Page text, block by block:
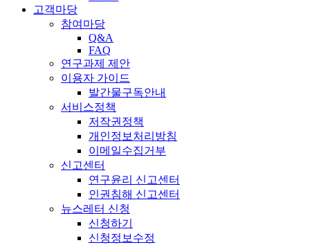
고객마당
참여마당
Q&A
FAQ
연구과제 제안
이용자 가이드
발간물구독안내
서비스정책
저작권정책
개인정보처리방침
이메일수집거부
신고센터
연구윤리 신고센터
인권침해 신고센터
뉴스레터 신청
신청하기
신청정보수정